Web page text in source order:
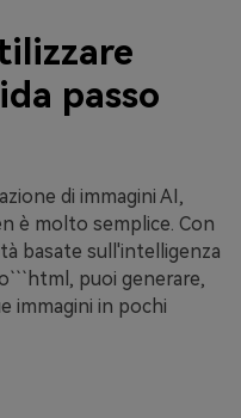
passo
di immagini AI,
è molto semplice. Con
basate sull'intelligenza
puoi generare,
immagini in pochi